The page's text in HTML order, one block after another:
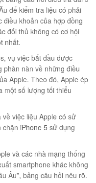
để kiểm tra liệu có phải
điều khoản của hợp đồng
đối thủ không có cơ hội
nhất.
vụ việc bắt đầu được
phàn nàn về những điều
Apple. Theo đó, Apple ép
một số lượng tối thiểu
việc liệu Apple có sử
chặn iPhone 5 sử dụng
và các nhà mạng thống
smartphone khác không
Âu”, bảng câu hỏi nêu rõ.